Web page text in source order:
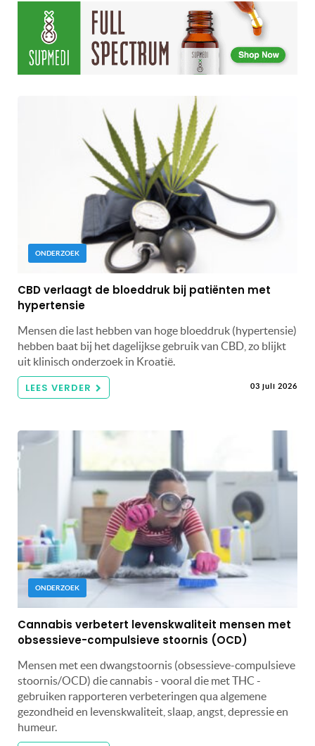
ONDERZOEK
CBD verlaagt de bloeddruk bij patiënten met
hypertensie
Mensen die last hebben van hoge bloeddruk (hypertensie)
hebben baat bij het dagelijkse gebruik van CBD, zo blijkt
uit klinisch onderzoek in Kroatië.
LEES VERDER 03 juli 2026
ONDERZOEK
Cannabis verbetert levenskwaliteit mensen met
obsessieve-compulsieve stoornis (OCD)
Mensen met een dwangstoornis (obsessieve-compulsieve
stoornis/OCD) die cannabis - vooral die met THC -
gebruiken rapporteren verbeteringen qua algemene
gezondheid en levenskwaliteit, slaap, angst, depressie en
humeur.